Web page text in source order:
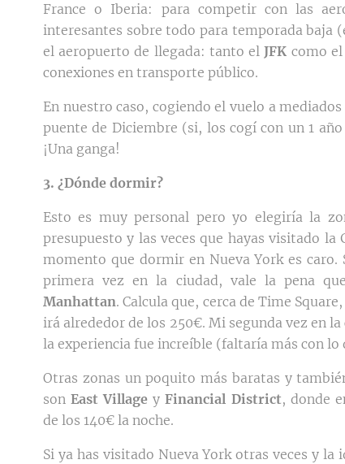
France o Iberia: para competir con las
interesantes sobre todo para temporada baja
el aeropuerto de llegada: tanto elJFK como
conexiones en transporte público.
En nuestro caso, cogiendo el vuelo a
puente de Diciembre (si, los cogí con un 1
¡Una ganga!
3. ¿Dónde dormir?
Esto es muy personal pero yo elegiría la
presupuesto y las veces que hayas visitado la
momento que dormir en Nueva York es
primera vez en la ciudad, vale la pena
Manhattan. Calcula que, cerca de Time
irá alrededor de los 250€. Mi segunda vez en
la experiencia fue increíble (faltaría más con lo
Otras zonas un poquito más baratas y
sonEast Village yFinancial District, donde
de los 140€ la noche.
Si ya has visitado Nueva York otras veces y la